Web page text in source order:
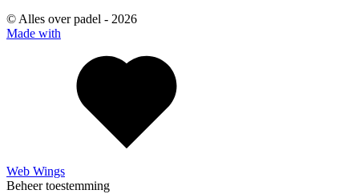
© Alles over padel - 2026
Made with
Web Wings
Beheer toestemming